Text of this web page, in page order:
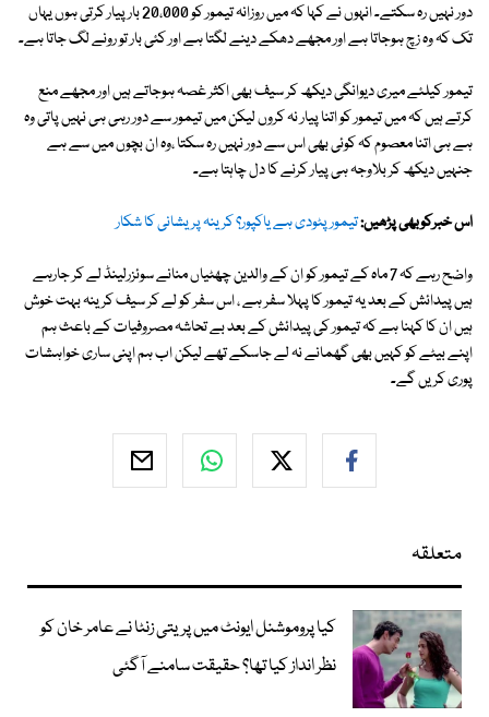
دور نہیں رہ سکتے۔ انہوں نے کہا کہ میں روزانہ تیمور کو 20،000 بار پیار کرتی ہوں یہاں
تک کہ وہ زچ ہوجاتا ہے اور مجھے دھکے دینے لگتا ہے اور کئی بار تو رونے لگ جاتا ہے۔
تیمور کیلئے میری دیوانگی دیکھ کر سیف بھی اکثر غصہ ہوجاتے ہیں اور مجھے منع
کرتے ہیں کہ میں تیمور کو اتنا پیار نہ کروں لیکن میں تیمور سے دور رہی ہی نہیں پاتی وہ
ہے ہی اتنا معصوم کہ کوئی بھی اس سے دور نہیں رہ سکتا ،وہ ان بچوں میں سے ہے
جنہیں دیکھ کر بلاوجہ ہی پیار کرنے کا دل چاہتا ہے۔
اس خبرکوبھی پڑھیں:تیمورپٹودی ہے یاکپور؟ کرینہ پریشانی کا شکار
واضح رہے کہ 7 ماہ کے تیمور کو ان کے والدین چھٹیاں منانے سوئزرلینڈ لے کر جارہے
ہیں پیدائش کے بعد یہ تیمور کا پہلا سفر ہے ، اس سفر کو لے کر سیف کرینہ بہت خوش
ہیں ان کا کہنا ہے کہ تیمور کی پیدائش کے بعد بے تحاشہ مصروفیات کے باعث ہم
اپنے بیٹے کو کہیں بھی گھمانے نہ لے جاسکے تھے لیکن اب ہم اپنی ساری خواہشات
پوری کریں گے۔
متعلقہ
کیا پروموشنل ایونٹ میں پریتی زنٹا نے عامر خان کو
نظر انداز کیا تھا؟ حقیقت سامنے آگئی